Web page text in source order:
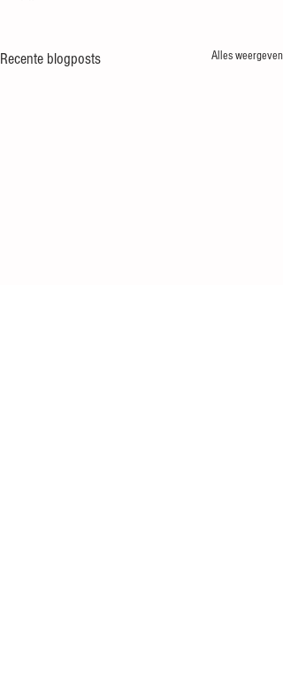
Recente blogposts Alles weergeven